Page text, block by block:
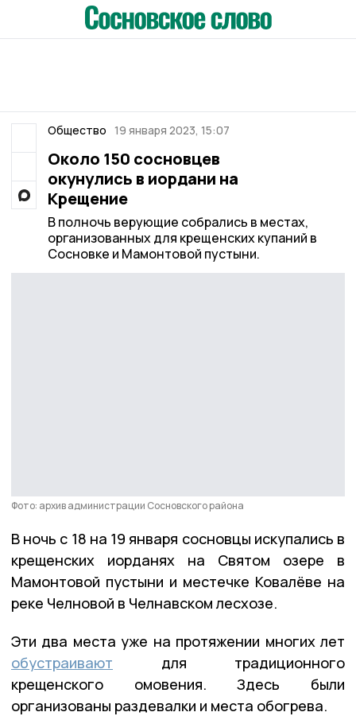
Общество 19 января 2023, 15:07
Около 150 сосновцев
окунулись в иордани на
Крещение
В полночь верующие собрались в местах,
организованных для крещенских купаний в
Сосновке и Мамонтовой пустыни.
Фото: архив администрации Сосновского района
В ночь с 18 на 19 января сосновцы искупались в
крещенских иорданях на Святом озере в
Мамонтовой пустыни и местечке Ковалёве на
реке Челновой в Челнавском лесхозе.
Эти два места уже на протяжении многих лет
обустраивают для традиционного
крещенского омовения. Здесь были
организованы раздевалки и места обогрева.